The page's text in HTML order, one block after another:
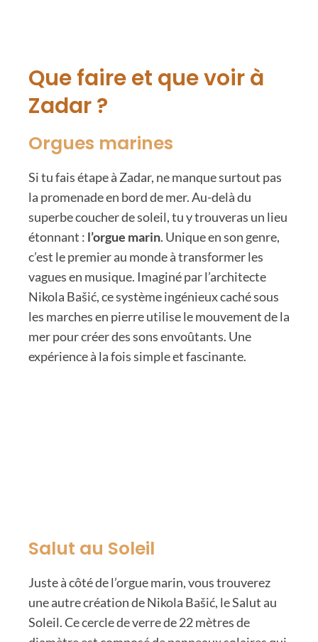
Que faire et que voir à
Zadar ?
Orgues marines
Si tu fais étape à Zadar, ne manque surtout pas
la promenade en bord de mer. Au-delà du
superbe coucher de soleil, tu y trouveras un lieu
étonnant : l’orgue marin. Unique en son genre,
c’est le premier au monde à transformer les
vagues en musique. Imaginé par l’architecte
Nikola Bašić, ce système ingénieux caché sous
les marches en pierre utilise le mouvement de la
mer pour créer des sons envoûtants. Une
expérience à la fois simple et fascinante.
Salut au Soleil
Juste à côté de l’orgue marin, vous trouverez
une autre création de Nikola Bašić, le Salut au
Soleil. Ce cercle de verre de 22 mètres de